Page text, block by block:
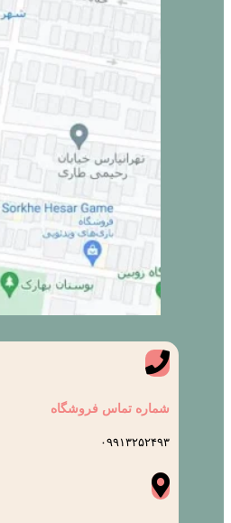
شماره تماس فروشگاه
۰۹۹۱۳۲۵۲۴۹۳